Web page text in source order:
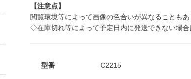
【注意点】
閲覧環境等によって画像の色合いが異なることもあ
◇在庫切れ等によって予定日内に発送できない場合
型番 C2215